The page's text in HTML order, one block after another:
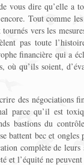
vous dire qu’elle a
Tout comme
vers les
pas toute
financière qui a
où qu’ils soient,
des négociations
parce qu’il est
bastions du
battent bec et
complète de
et l’équité ne